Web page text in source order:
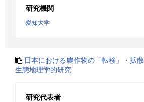
研究機関
愛知大学
日本における農作物の「転移」・拡
生態地理学的研究
研究代表者